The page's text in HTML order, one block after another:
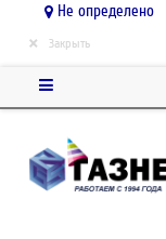
Не определено
× Закрыть